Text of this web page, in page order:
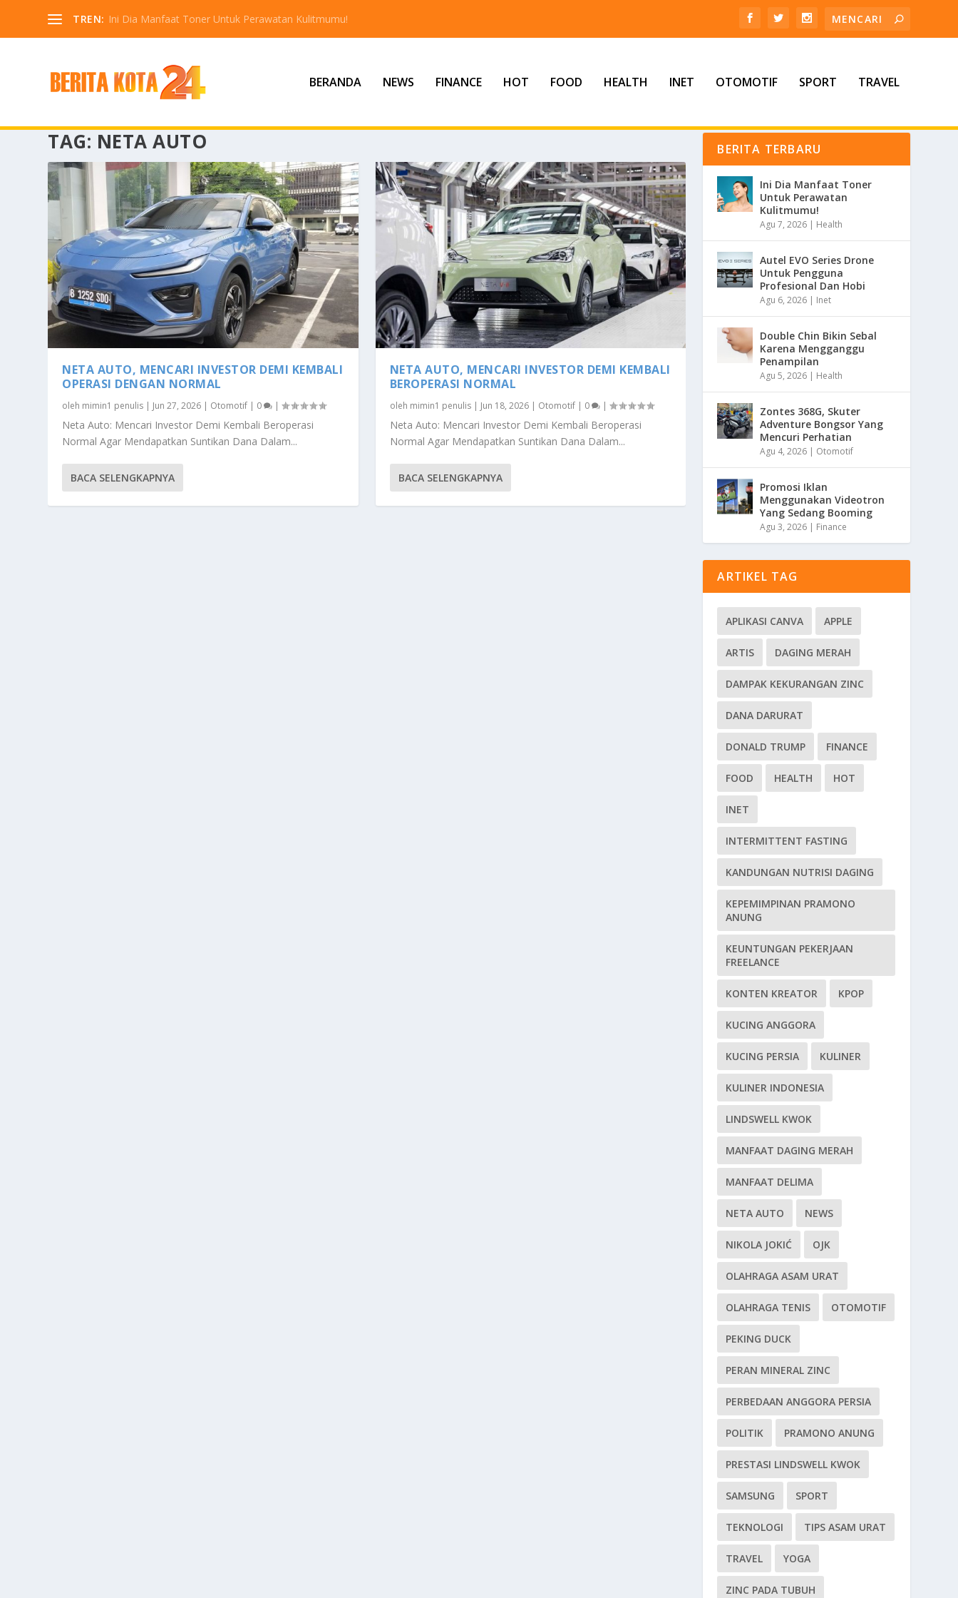
TREN: Ini Dia Manfaat Toner Untuk Perawatan Kulitmumu!
BERANDA NEWS FINANCE HOT FOOD HEALTH INET OTOMOTIF SPORT TRAVEL
TAG: NETA AUTO
NETA AUTO, MENCARI INVESTOR DEMI KEMBALI
OPERASI DENGAN NORMAL
oleh mimin1 penulis | Jun 27, 2026 | Otomotif | 0 |
Neta Auto: Mencari Investor Demi Kembali Beroperasi
Normal Agar Mendapatkan Suntikan Dana Dalam...
BACA SELENGKAPNYA
NETA AUTO, MENCARI INVESTOR DEMI KEMBALI
BEROPERASI NORMAL
oleh mimin1 penulis| Jun 18, 2026| Otomotif| 0 |
Neta Auto: Mencari Investor Demi Kembali Beroperasi
Normal Agar Mendapatkan Suntikan Dana Dalam...
BACA SELENGKAPNYA
BERITA TERBARU
Ini Dia Manfaat Toner
Untuk Perawatan
Kulitmumu!
Agu 7, 2026 | Health
Autel EVO Series Drone
Untuk Pengguna
Profesional Dan Hobi
Agu 6, 2026 | Inet
Double Chin Bikin Sebal
Karena Mengganggu
Penampilan
Agu 5, 2026 | Health
Zontes 368G, Skuter
Adventure Bongsor Yang
Mencuri Perhatian
Agu 4, 2026 | Otomotif
Promosi Iklan
Menggunakan Videotron
Yang Sedang Booming
Agu 3, 2026 | Finance
ARTIKEL TAG
APLIKASI CANVA APPLE
ARTIS DAGING MERAH
DAMPAK KEKURANGAN ZINC
DANA DARURAT
DONALD TRUMP FINANCE
FOOD HEALTH HOT
INET
INTERMITTENT FASTING
KANDUNGAN NUTRISI DAGING
KEPEMIMPINAN PRAMONO
ANUNG
KEUNTUNGAN PEKERJAAN
FREELANCE
KONTEN KREATOR KPOP
KUCING ANGGORA
KUCING PERSIA KULINER
KULINER INDONESIA
LINDSWELL KWOK
MANFAAT DAGING MERAH
MANFAAT DELIMA
NETA AUTO NEWS
NIKOLA JOKIĆ OJK
OLAHRAGA ASAM URAT
OLAHRAGA TENIS OTOMOTIF
PEKING DUCK
PERAN MINERAL ZINC
PERBEDAAN ANGGORA PERSIA
POLITIK PRAMONO ANUNG
PRESTASI LINDSWELL KWOK
SAMSUNG SPORT
TEKNOLOGI TIPS ASAM URAT
TRAVEL YOGA
ZINC PADA TUBUH